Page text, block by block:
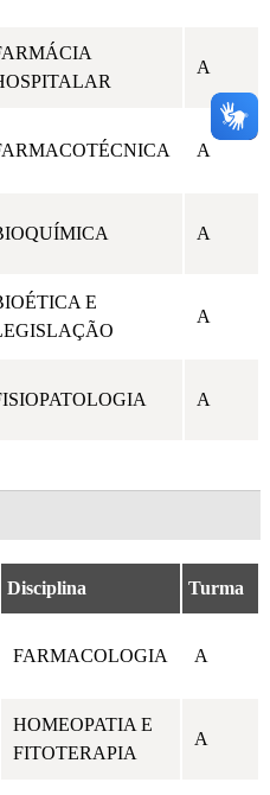
A
A
A
E
A
A
Disciplina Turma
FARMACOLOGIA A
HOMEOPATIA E
FITOTERAPIA
A